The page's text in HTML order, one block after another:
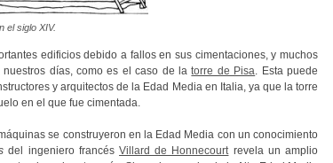
el siglo XIV.
edificios debido a fallos en sus cimentaciones, y muchos
nuestros días, como es el caso de latorre de Pisa. Esta puede
y arquitectos de la Edad Media en Italia, ya que la torre
en el que fue cimentada.
se construyeron en la Edad Media con un conocimiento
del ingeniero francésVillard de Honnecourtrevela un amplio